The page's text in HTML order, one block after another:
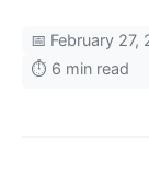
📅 February 27,
⏱️ 6 min read